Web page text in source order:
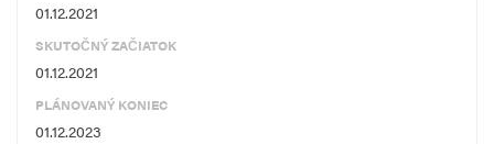
01.12.2021
SKUTOČNÝ ZAČIATOK
01.12.2021
PLÁNOVANÝ KONIEC
01.12.2023